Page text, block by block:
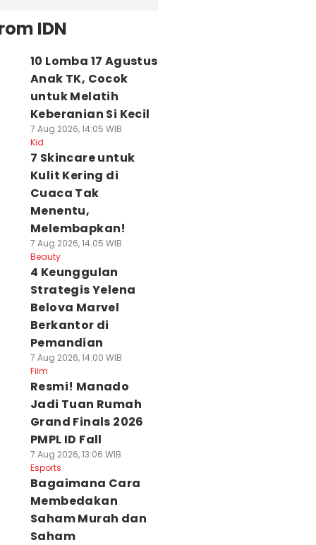
IDN
10 Lomba 17 Agustus
Anak TK, Cocok
untuk Melatih
Keberanian Si Kecil
7 Aug 2026, 14:05 WIB
Kid
7 Skincare untuk
Kulit Kering di
Cuaca Tak
Menentu,
Melembapkan!
7 Aug 2026, 14:05 WIB
Beauty
4 Keunggulan
Strategis Yelena
Belova Marvel
Berkantor di
Pemandian
7 Aug 2026, 14:00 WIB
Film
Resmi! Manado
Jadi Tuan Rumah
Grand Finals 2026
PMPL ID Fall
7 Aug 2026, 13:06 WIB
Esports
Bagaimana Cara
Membedakan
Saham Murah dan
Saham